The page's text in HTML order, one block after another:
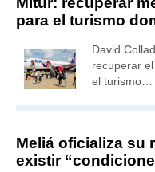
para el turismo
David
recuperar
el turismo…
Meliá oficializa su
existir